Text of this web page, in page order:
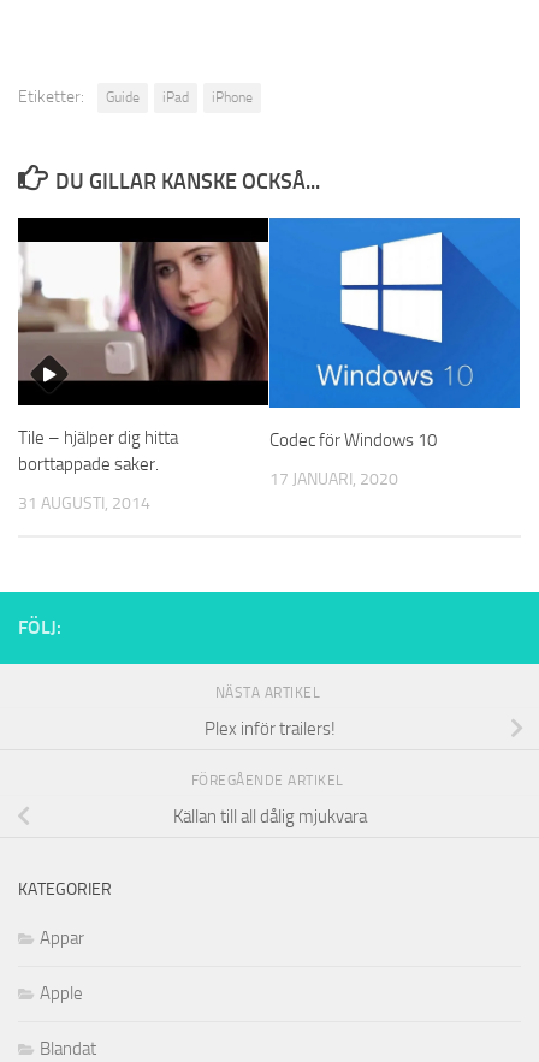
Etiketter: Guide iPad iPhone
DU GILLAR KANSKE OCKSÅ...
Tile – hjälper dig hitta
borttappade saker.
31 AUGUSTI, 2014
Codec för Windows 10
17 JANUARI, 2020
FÖLJ:
NÄSTA ARTIKEL
Plex inför trailers!
FÖREGÅENDE ARTIKEL
Källan till all dålig mjukvara
KATEGORIER
Appar
Apple
Blandat